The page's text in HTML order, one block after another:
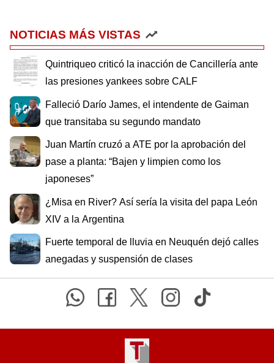
NOTICIAS MÁS VISTAS
Quintriqueo criticó la inacción de Cancillería ante
las presiones yankees sobre CALF
Falleció Darío James, el intendente de Gaiman
que transitaba su segundo mandato
Juan Martín cruzó a ATE por la aprobación del
pase a planta: “Bajen y limpien como los
japoneses”
¿Misa en River? Así sería la visita del papa León
XIV a la Argentina
Fuerte temporal de lluvia en Neuquén dejó calles
anegadas y suspensión de clases